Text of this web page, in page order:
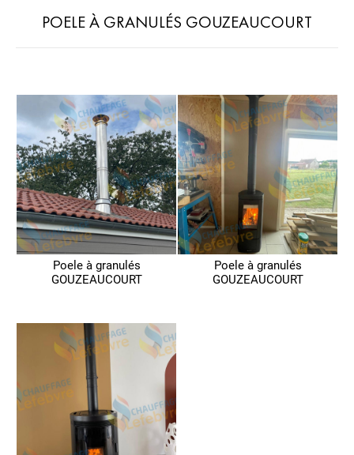
POELE À GRANULÉS GOUZEAUCOURT
Poele à granulés
GOUZEAUCOURT
Poele à granulés
GOUZEAUCOURT